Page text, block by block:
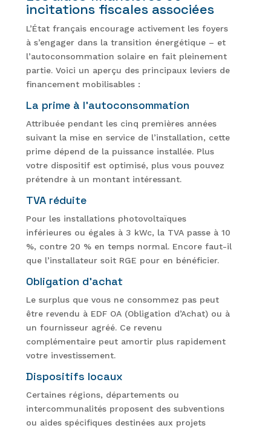
incitations fiscales associées
L’État français encourage activement les foyers
à s’engager dans la transition énergétique – et
l’autoconsommation solaire en fait pleinement
partie. Voici un aperçu des principaux leviers de
financement mobilisables :
La prime à l’autoconsommation
Attribuée pendant les cinq premières années
suivant la mise en service de l’installation, cette
prime dépend de la puissance installée. Plus
votre dispositif est optimisé, plus vous pouvez
prétendre à un montant intéressant.
TVA réduite
Pour les installations photovoltaïques
inférieures ou égales à 3 kWc, la TVA passe à 10
%, contre 20 % en temps normal. Encore faut-il
que l’installateur soit RGE pour en bénéficier.
Obligation d’achat
Le surplus que vous ne consommez pas peut
être revendu à EDF OA (Obligation d’Achat) ou à
un fournisseur agréé. Ce revenu
complémentaire peut amortir plus rapidement
votre investissement.
Dispositifs locaux
Certaines régions, départements ou
intercommunalités proposent des subventions
ou aides spécifiques destinées aux projets